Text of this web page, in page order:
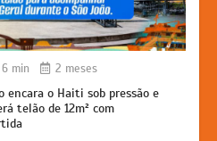
6 min 2 meses
encara o Haiti sob pressão e
telão de 12m² com